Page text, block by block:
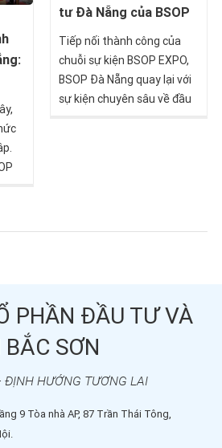
-
tư Đà Nẵng của BSOP
Tiếp nối thành công của
chuỗi sự kiện BSOP EXPO,
BSOP Đà Nẵng quay lại với
sự kiện chuyên sâu về đầu
PHẦN ĐẦU TƯ VÀ
BẮC SƠN
ĐỊNH HƯỚNG TƯƠNG LAI
9 Tòa nhà AP, 87 Trần Thái Tông,